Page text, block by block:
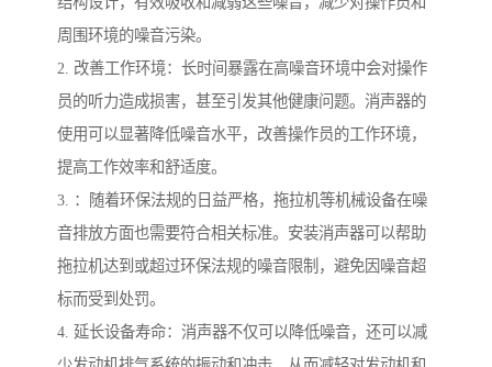
周围环境的噪音污染。
2. 改善工作环境：长时间暴露在高噪音环境中会对操作
员的听力造成损害，甚至引发其他健康问题。消声器的
使用可以显著降低噪音水平，改善操作员的工作环境，
提高工作效率和舒适度。
3. ：随着环保法规的日益严格，拖拉机等机械设备在噪
音排放方面也需要符合相关标准。安装消声器可以帮助
拖拉机达到或超过环保法规的噪音限制，避免因噪音超
标而受到处罚。
4. 延长设备寿命：消声器不仅可以降低噪音，还可以减